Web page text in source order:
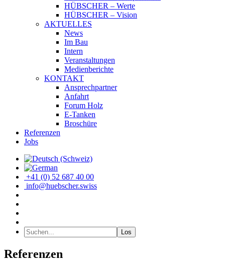
HÜBSCHER – Werte
HÜBSCHER – Vision
AKTUELLES
News
Im Bau
Intern
Veranstaltungen
Medienberichte
KONTAKT
Ansprechpartner
Anfahrt
Forum Holz
E-Tanken
Broschüre
Referenzen
Jobs
+41 (0) 52 687 40 00
info@huebscher.swiss
Referenzen